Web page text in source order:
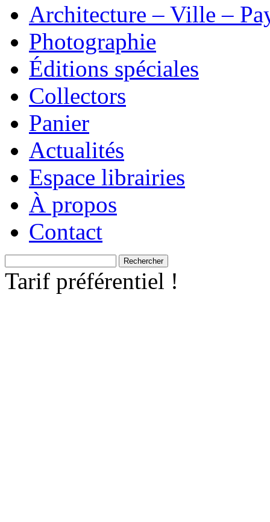
Architecture – Ville –
Photographie
Éditions spéciales
Collectors
Panier
Actualités
Espace librairies
À propos
Contact
Tarif préférentiel !